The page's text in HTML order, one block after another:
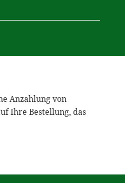
Anzahlung von
Ihre Bestellung, das